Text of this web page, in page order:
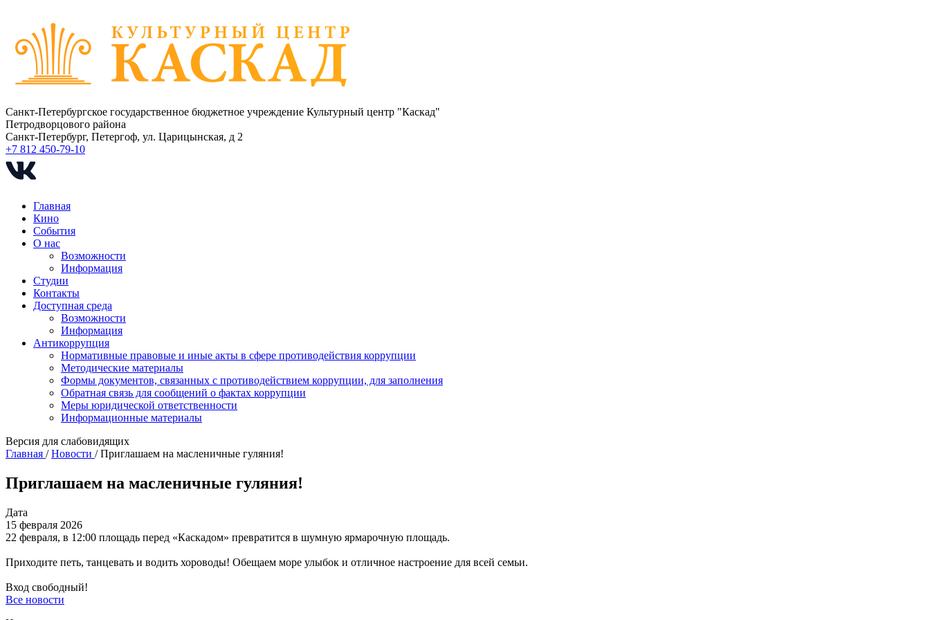
Санкт-Петербургское государственное бюджетное учреждение Культурный центр "Каскад"
Петродворцового района
Санкт-Петербург, Петергоф, ул. Царицынская, д 2
+7 812 450-79-10
Главная
Кино
События
О нас
Возможности
Информация
Студии
Контакты
Доступная среда
Возможности
Информация
Антикоррупция
Нормативные правовые и иные акты в сфере противодействия коррупции
Методические материалы
Формы документов, связанных с противодействием коррупции, для заполнения
Обратная связь для сообщений о фактах коррупции
Меры юридической ответственности
Информационные материалы
Версия для слабовидящих
Главная /Новости /Приглашаем на масленичные гуляния!
Приглашаем на масленичные гуляния!
Дата
15 февраля 2026
22 февраля, в 12:00 площадь перед «Каскадом» превратится в шумную ярмарочную площадь.
Приходите петь, танцевать и водить хороводы! Обещаем море улыбок и отличное настроение для всей семьи.
Вход свободный!
Все новости